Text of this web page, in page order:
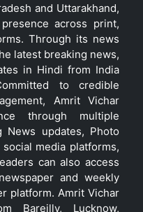
and Uttarakhand,
across print,
Through its news
latest breaking news,
in Hindi from India
to credible
Amrit Vichar
through multiple
News updates, Photo
media platforms,
can also access
and weekly
platform. Amrit Vichar
Bareilly, Lucknow,